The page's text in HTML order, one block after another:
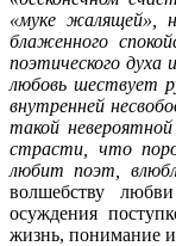
«муке жалящей»,
блаженного
поэтического
любовь шествует
внутренней
такой
страсти, что
любит поэт,
волшебству
осуждения
жизнь, понимание и